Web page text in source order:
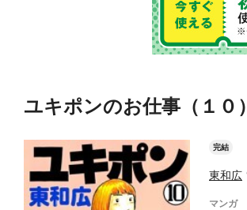
ユキポンのお仕事（１０）
完結
東和広
マンガ